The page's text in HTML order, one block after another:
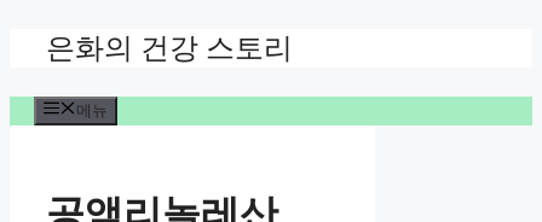
은화의 건강 스토리
메뉴
공액리놀레산